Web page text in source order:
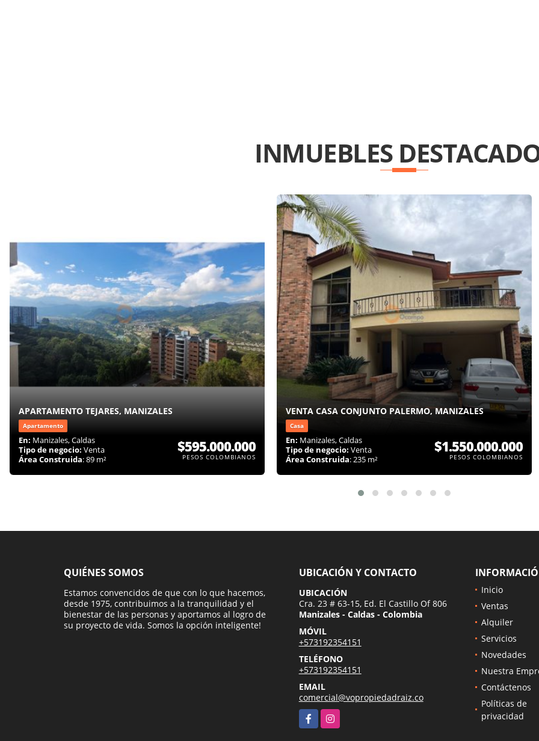
INMUEBLES
APARTAMENTO TEJARES, MANIZALES
Apartamento
En: Manizales, Caldas
Tipo de negocio: Venta
Área Construida: 89 m²
$595.000.000
PESOS COLOMBIANOS
VENTA CASA CONJUNTO PALERMO, MANIZALES
Casa
En: Manizales, Caldas
Tipo de negocio: Venta
Área Construida: 235 m²
$1.550.000.000
PESOS COLOMBIANOS
QUIÉNES SOMOS
Estamos convencidos de que con lo que hacemos,
desde 1975, contribuimos a la tranquilidad y el
bienestar de las personas y aportamos al logro de
su proyecto de vida. Somos la opción inteligente!
UBICACIÓN Y CONTACTO
UBICACIÓN
Cra. 23 # 63-15, Ed. El Castillo Of 806
Manizales - Caldas - Colombia
MÓVIL
+573192354151
TELÉFONO
+573192354151
EMAIL
comercial@vopropiedadraiz.co
FacebookInstagram
Inicio
Ventas
Alquiler
Servicios
Novedades
Nuestra
Contáctenos
Políticas de
privacidad